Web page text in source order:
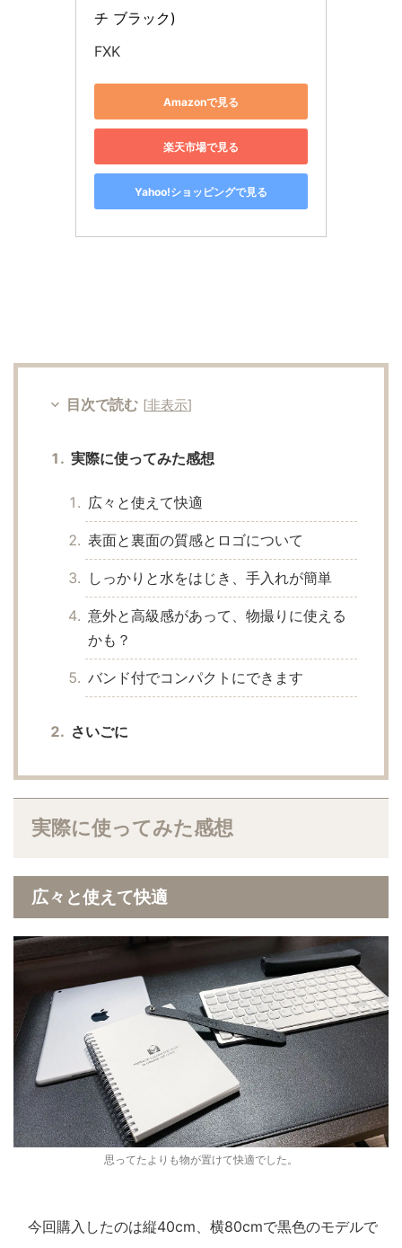
チ ブラック)
FXK
Amazonで見る
楽天市場で見る
Yahoo!ショッピングで見る
目次で読む [非表示]
実際に使ってみた感想
広々と使えて快適
表面と裏面の質感とロゴについて
しっかりと水をはじき、手入れが簡単
意外と高級感があって、物撮りに使える
かも？
バンド付でコンパクトにできます
さいごに
実際に使ってみた感想
広々と使えて快適
思ってたよりも物が置けて快適でした。
今回購入したのは縦40cm、横80cmで黒色のモデルで